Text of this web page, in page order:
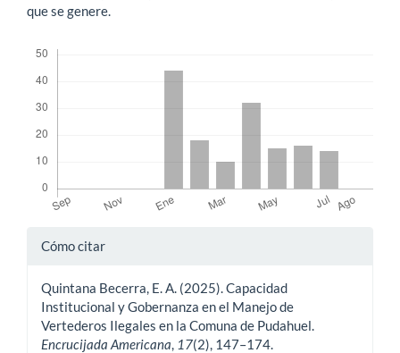
que se genere.
Detalles
artículo
Cómo citar
Quintana Becerra, E. A. (2025). Capacidad
Institucional y Gobernanza en el Manejo de
Vertederos Ilegales en la Comuna de Pudahuel.
Encrucijada Americana, 17(2), 147–174.